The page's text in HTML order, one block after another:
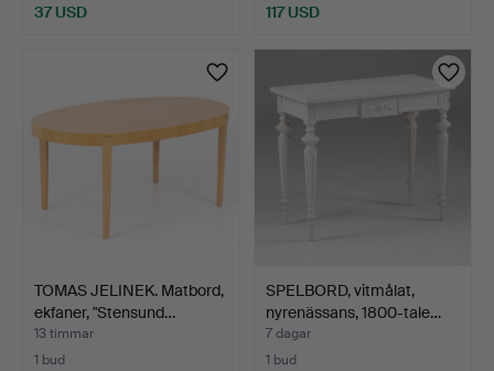
37 USD 117 USD
TOMAS JELINEK. Matbord,
ekfaner, "Stensund…
13 timmar
1 bud
SPELBORD, vitmålat,
nyrenässans, 1800-tale…
7 dagar
1 bud